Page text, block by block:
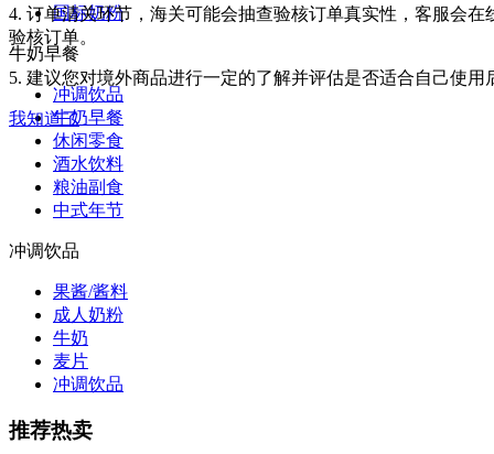
4. 订单清关环节，海关可能会抽查验核订单真实性，客服会
验核订单。
5. 建议您对境外商品进行一定的了解并评估是否适合自己使用
我知道了
国标奶粉
牛奶早餐
冲调饮品
牛奶早餐
休闲零食
酒水饮料
粮油副食
中式年节
冲调饮品
果酱/酱料
成人奶粉
牛奶
麦片
冲调饮品
推荐热卖